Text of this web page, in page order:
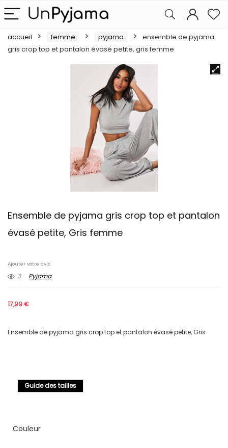
accueil femme pyjama
ensemble de pyjama
gris crop top et pantalon évasé petite, gris femme
Ensemble de pyjama gris crop top et pantalon
évasé petite, Gris femme
Ajouter votre avis
3 Pyjama
17,99€
Ensemble de pyjama gris crop top et pantalon évasé petite, Gris
Guide des tailles
Couleur